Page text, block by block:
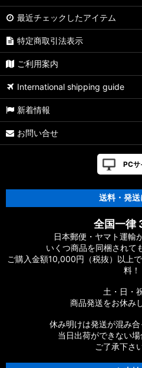
最近チェックしたアイテム
特定商取引法表示
ご利用案内
International shipping guide
新着情報
お問い合せ
PCサ
送料・発送
全国一律
日本郵便・ヤマト運輸
いくつ商品を同梱されて
ご購入金額10,000円（税抜）以上
料！
土・日・
商品発送をお休み
休み明けは発送が混み合
当日出荷ができない場
ご了承下さ